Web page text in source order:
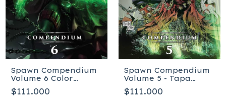
Spawn Compendium
Volume 6 Color
Edition - Tapa blanda
$111.000
Spawn Compendium
Volume 5 - Tapa
blanda
$111.000